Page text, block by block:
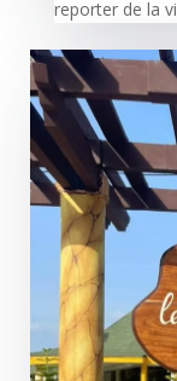
reporter de la